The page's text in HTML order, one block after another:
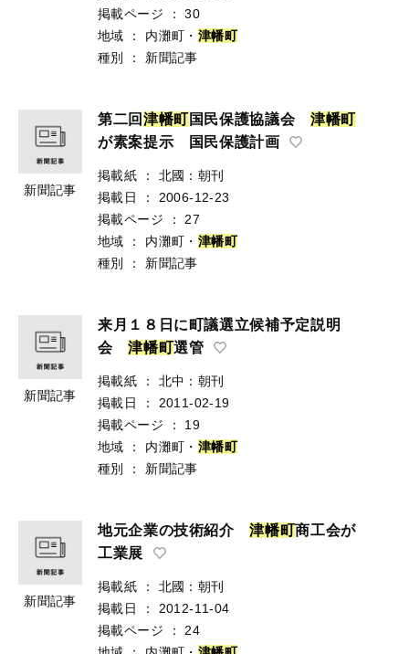
掲載ページ
：
30
地域
： 内灘町・ 津幡町
種別
： 新聞記事
新聞記事
第二回 津幡町国民保護協議会 津幡町
が素案提示 国民保護計画
掲載紙 ：
北國：朝刊
掲載日
：
2006-12-23
掲載ページ
：
27
地域
： 内灘町・ 津幡町
種別
： 新聞記事
新聞記事
来月１８日に町議選立候補予定説明
会津幡町選管
掲載紙 ：
北中：朝刊
掲載日
：
2011-02-19
掲載ページ
：
19
地域
： 内灘町・ 津幡町
種別
： 新聞記事
新聞記事
地元企業の技術紹介津幡町商工会が
工業展
掲載紙 ：
北國：朝刊
掲載日
：
2012-11-04
掲載ページ
：
24